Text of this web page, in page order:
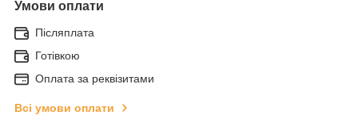
Умови оплати
Післяплата
Готівкою
Оплата за реквізитами
Всі умови оплати